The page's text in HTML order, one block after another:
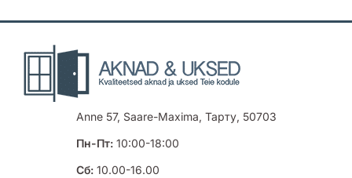
Anne 57, Saare-Maxima, Тарту, 50703
Пн-Пт:10:00-18:00
Сб:10.00-16.00